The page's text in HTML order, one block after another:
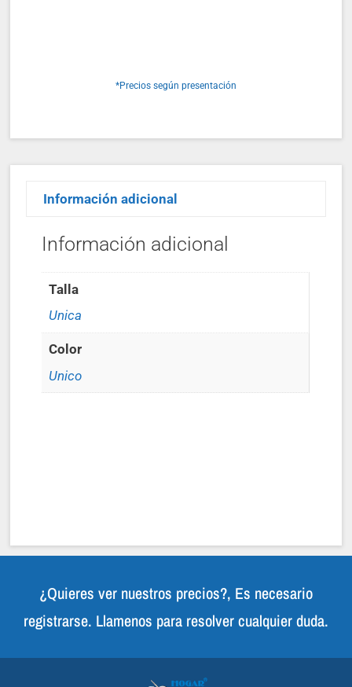
*Precios según presentación
Información adicional
Información adicional
Talla
Unica
Color
Unico
¿Quieres ver nuestros precios?, Es necesario
registrarse. Llamenos para resolver cualquier duda.